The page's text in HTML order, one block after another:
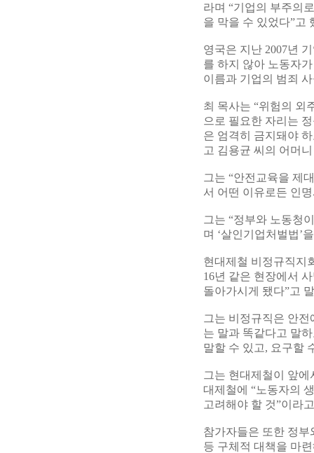
라며 “기업의 부주의
을 막을 수 있었다”고
영국은 지난 2007년
를 하지 않아 노동자
이름과 기업의 범죄
최 목사는 “위험의 외
으로 필요한 자리는
은 엄격히 금지돼야
고 김용균 씨의 어머
그는 “안전교육을 제
서 어떤 이유로든 인
그는 “정부와 노동청
며 ‘살인기업처벌법’
현대제철 비정규직지
16년 같은 현장에서
돌아가시게 됐다”고
그는 비정규직은 안
는 말과 똑같다고 말
말할 수 있고, 요구할
그는 현대제철이 앞
대제철에 “노동자의
고려해야 할 것”이라
참가자들은 또한 정
등 구체적 대책을 마